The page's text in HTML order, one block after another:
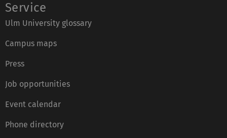
Service
Ulm University glossary
Campus maps
Press
Job opportunities
Event calendar
Phone directory